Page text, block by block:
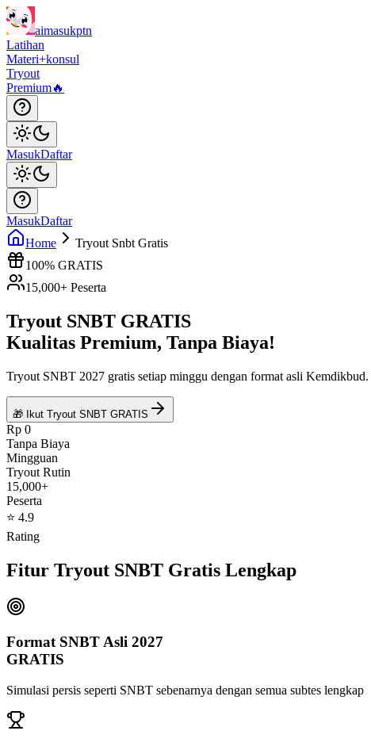
aimasukptn
Latihan
Materi+konsul
Tryout
Premium🔥
MasukDaftar
MasukDaftar
Home
Tryout Snbt Gratis
100% GRATIS
15,000+ Peserta
Tryout SNBT GRATIS
Kualitas Premium, Tanpa Biaya!
Tryout SNBT 2027 gratis setiap minggu dengan format asli Kemdikbud.
🎁 Ikut Tryout SNBT GRATIS
Rp 0
Tanpa Biaya
Mingguan
Tryout Rutin
15,000+
Peserta
⭐ 4.9
Rating
Fitur Tryout SNBT Gratis Lengkap
Format SNBT Asli 2027
GRATIS
Simulasi persis seperti SNBT sebenarnya dengan semua subtes lengkap